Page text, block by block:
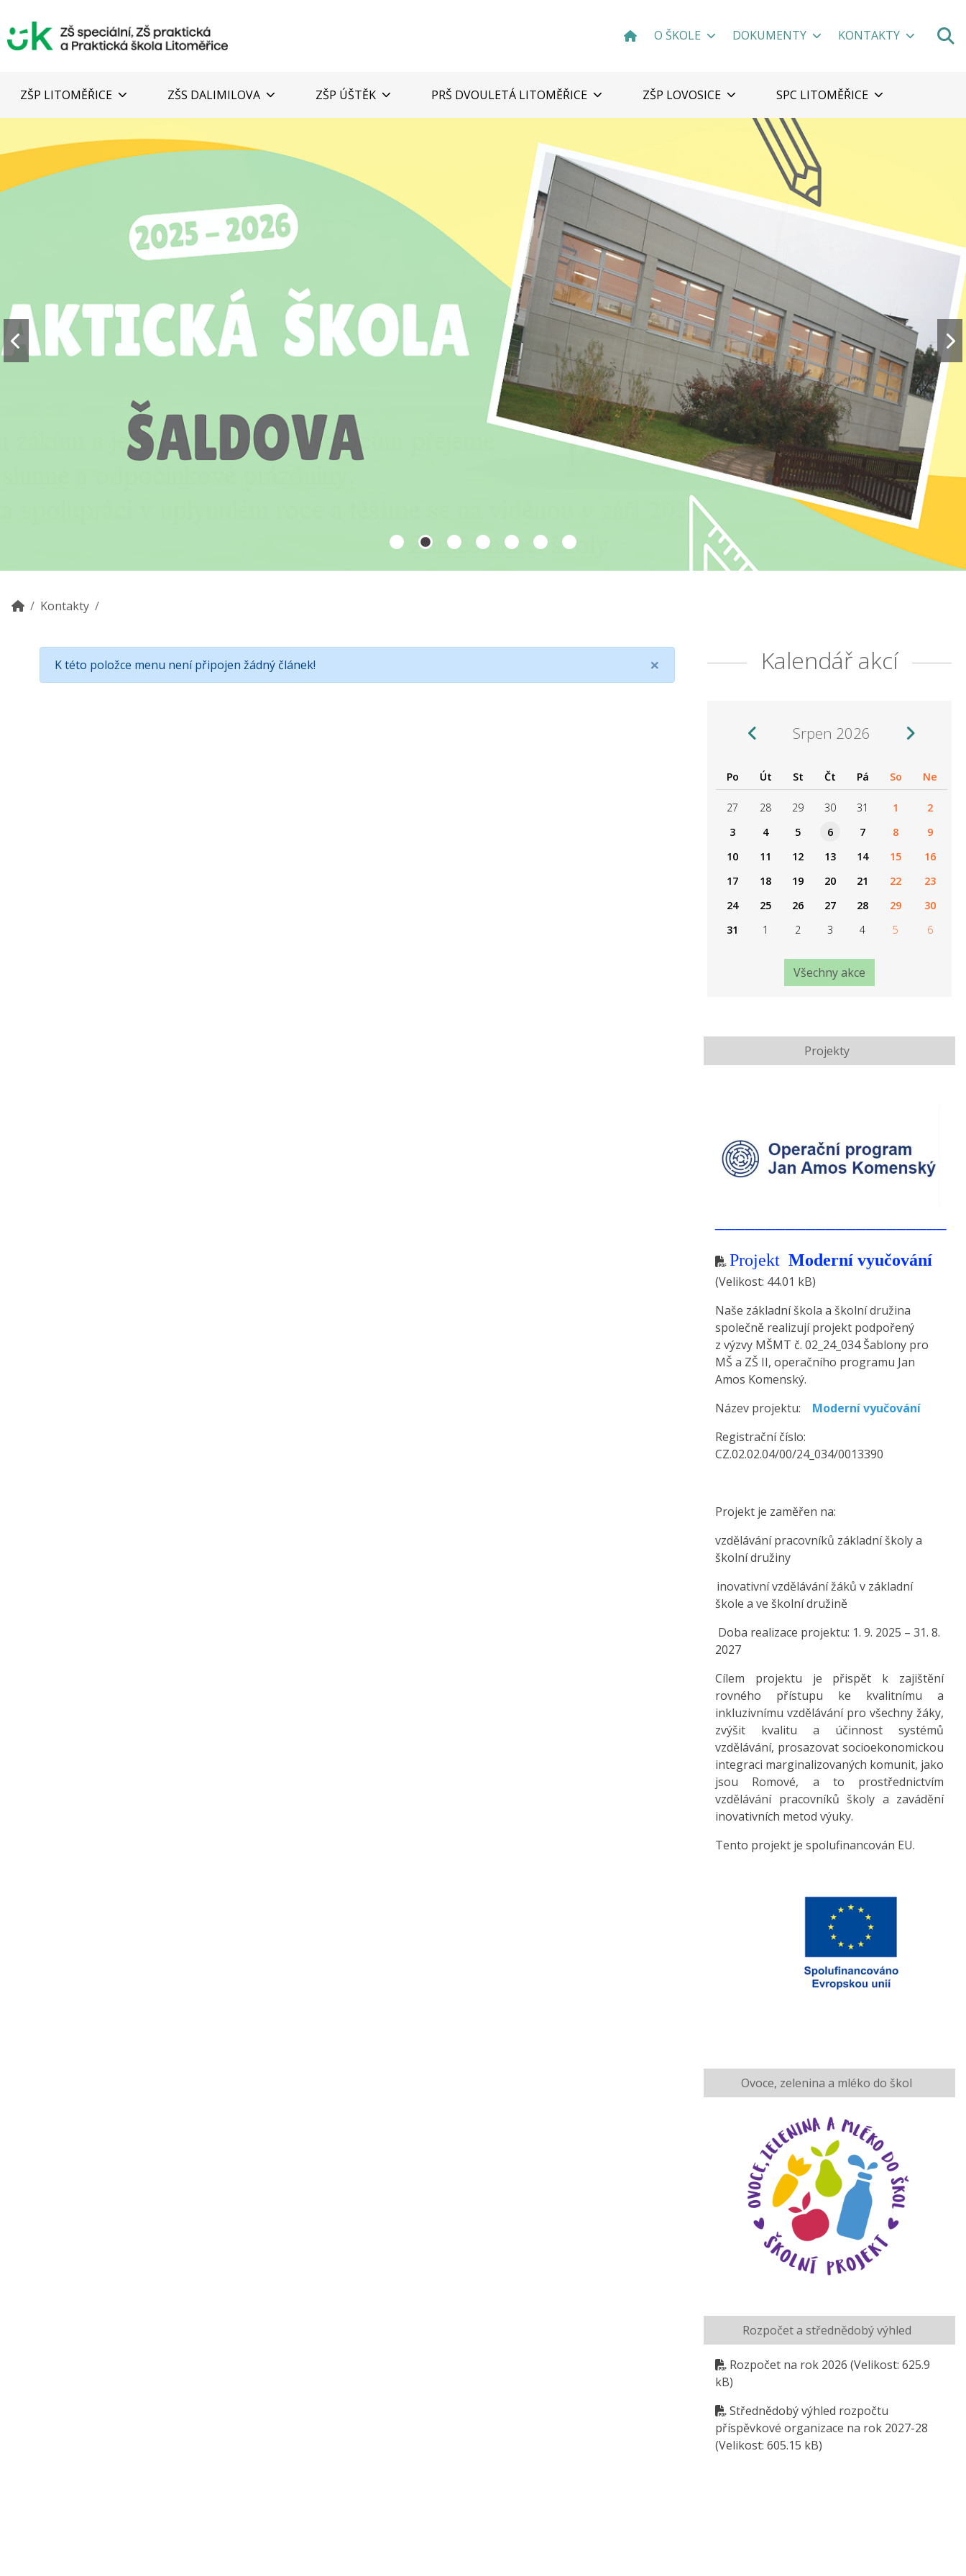
O ŠKOLE DOKUMENTY KONTAKTY
ZŠP LITOMĚŘICE ZŠS DALIMILOVA ZŠP ÚŠTĚK PRŠ DVOULETÁ LITOMĚŘICE ZŠP LOVOSICE SPC LITOMĚŘICE
Kontakty
×
K této položce menu není připojen žádný článek! Kalendář akcí
Srpen 2026
Po Út St Čt Pá So Ne
27 28 29 30 31 1
2
3
4 5 6 7 8
9
10
11 12 13 14 15
16
17
18 19 20 21 22
23
24
25 26 27 28 29
30
31
1 2 3 4 5 6
Všechny akce
Projekty
Projekt Moderní vyučování
(Velikost: 44.01 kB)
Naše základní škola a školní družina
společně realizují projekt podpořený
z výzvy MŠMT č. 02_24_034 Šablony pro
MŠ a ZŠ II, operačního programu Jan
Amos Komenský.
Název projektu:
Moderní vyučování
Registrační číslo:
CZ.02.02.04/00/24_034/0013390
Projekt je zaměřen na:
vzdělávání pracovníků základní školy a
školní družiny
inovativní vzdělávání žáků v základní
škole a ve školní družině
Doba realizace projektu: 1. 9. 2025 – 31. 8.
2027
Cílem projektu je přispět k zajištění
rovného přístupu ke kvalitnímu a
inkluzivnímu vzdělávání pro všechny žáky,
zvýšit kvalitu a účinnost systémů
vzdělávání, prosazovat socioekonomickou
integraci marginalizovaných komunit, jako
jsou Romové, a to prostřednictvím
vzdělávání pracovníků školy a zavádění
inovativních metod výuky.
Tento projekt je spolufinancován EU.
Ovoce, zelenina a mléko do škol
Rozpočet a střednědobý výhled
Rozpočet na rok 2026 (Velikost: 625.9
kB)
Střednědobý výhled rozpočtu
příspěvkové organizace na rok 2027-28
(Velikost: 605.15 kB)